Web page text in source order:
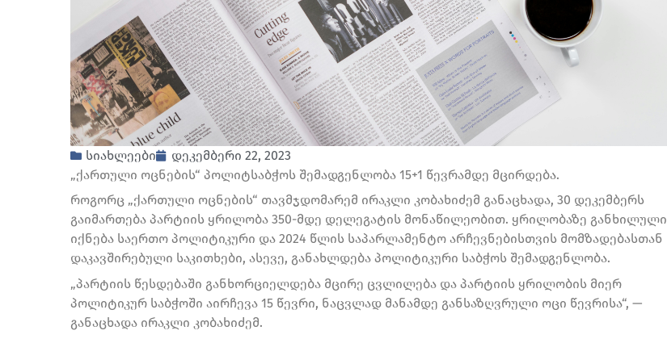
სიახლეები
დეკემბერი 22, 2023
„ქართული ოცნების“ პოლიტსაბჭოს შემადგენლობა 15+1 წევრამდე მცირდება.
როგორც „ქართული ოცნების“ თავმჯდომარემ ირაკლი კობახიძემ განაცხადა, 30 დეკემბერს
გაიმართება პარტიის ყრილობა 350-მდე დელეგატის მონაწილეობით. ყრილობაზე განხილული
იქნება საერთო პოლიტიკური და 2024 წლის საპარლამენტო არჩევნებისთვის მომზადებასთან
დაკავშირებული საკითხები, ასევე, განახლდება პოლიტიკური საბჭოს შემადგენლობა.
„პარტიის წესდებაში განხორციელდება მცირე ცვლილება და პარტიის ყრილობის მიერ
პოლიტიკურ საბჭოში აირჩევა 15 წევრი, ნაცვლად მანამდე განსაზღვრული ოცი წევრისა“, —
განაცხადა ირაკლი კობახიძემ.